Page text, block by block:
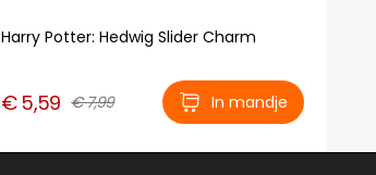
Harry Potter: Hedwig Slider Charm
€ 5,59 € 7,99 In mandje